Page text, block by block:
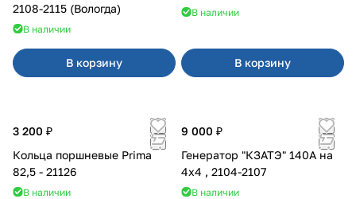
2108-2115 (Вологда)
В наличии
В корзину
В наличии
В корзину
3 200 ₽
Кольца поршневые Prima
82,5 - 21126
В наличии
9 000 ₽
Генератор "КЗАТЭ" 140А на
4x4 , 2104-2107
В наличии